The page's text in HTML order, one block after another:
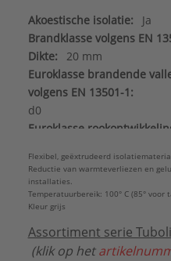
Akoestische isolatie:
Ja
Brandklasse volgens EN
Dikte:
20 mm
Euroklasse brandende
volgens EN 13501-1:
d0
Euroklasse
Merk: Armacell
Met bevestigingsmateriaal:
Met sluiting:
Nee
Thermische isolatie: Ja
Vorm:
Rond
Flexibel, geëxtrudeerd
Reductie van warmteverliezen en
installaties.
Temperatuurbereik: 100° C (85° voor
Kleur grijs
Assortiment serie
(klik op het